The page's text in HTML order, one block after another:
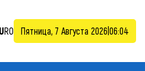
RO Пятница, 7 Августа 2026 06:04